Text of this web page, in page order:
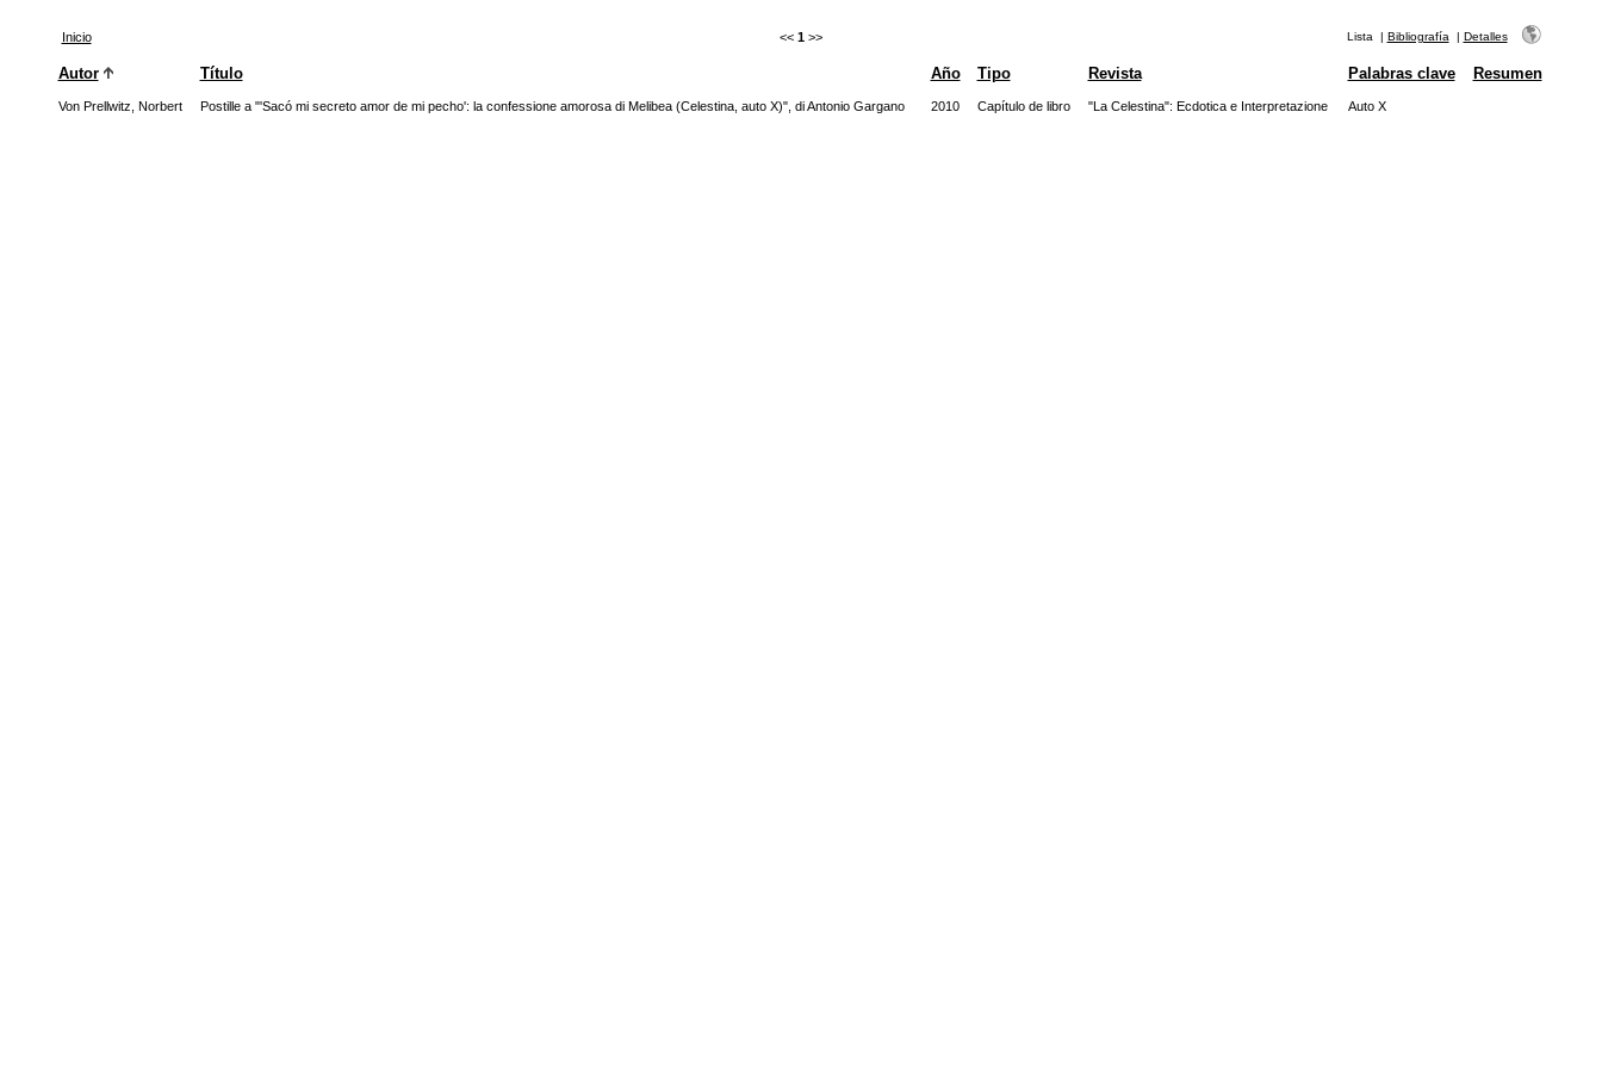
Inicio << 1 >> Lista | Bibliografía | Detalles
Autor Título Año Tipo Revista Palabras clave Resumen
Von Prellwitz, Norbert Postille a "'Sacó mi secreto amor de mi pecho': la confessione amorosa di Melibea (Celestina, auto X)", di Antonio Gargano 2010 Capítulo de libro "La Celestina": Ecdotica e Interpretazione Auto X